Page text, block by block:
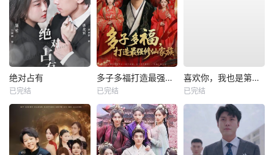
绝对占有
已完结
多子多福打造最强修仙家族
已完结
喜欢你，我也是第一部
已完结